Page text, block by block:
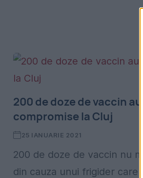
200 de doze de vaccin au
compromise la Cluj
25 IANUARIE 2021
200 de doze de vaccin nu
din cauza unui frigider